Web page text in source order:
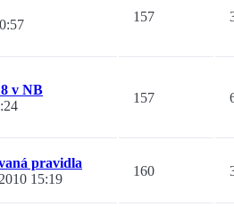
157
v NB
157
pravidla
15:19
160